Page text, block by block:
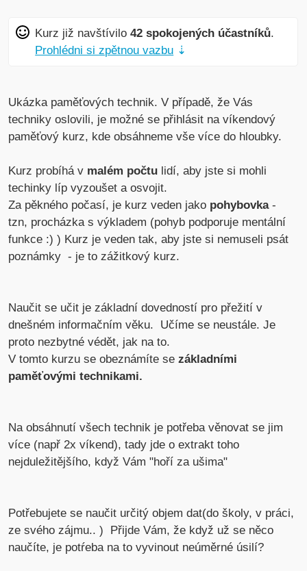
Kurz již navštívilo42 spokojených účastníků.
Prohlédni si zpětnou vazbu ⇣
Ukázka paměťových technik. V případě, že Vás
techniky oslovili, je možné se přihlásit na víkendový
paměťový kurz, kde obsáhneme vše více do hloubky.
Kurz probíhá v malém počtu lidí, aby jste si mohli
techinky líp vyzoušet a osvojit.
Za pěkného počasí, je kurz veden jako pohybovka-
tzn, procházka s výkladem (pohyb podporuje mentální
funkce :) ) Kurz je veden tak, aby jste si nemuseli psát
poznámky - je to zážitkový kurz.
Naučit se učit je základní dovedností pro přežití v
dnešném informačním věku. Učíme se neustále. Je
proto nezbytné védět, jak na to.
V tomto kurzu se obeznámíte sezákladními
paměťovými technikami.
Na obsáhnutí všech technik je potřeba věnovat se jim
více (např 2x víkend), tady jde o extrakt toho
nejduležitějšího, když Vám "hoří za ušima"
Potřebujete se naučit určitý objem dat(do školy, v práci,
ze svého zájmu.. ) Přijde Vám, že když už se něco
naučíte, je potŕeba na to vyvinout neúměrné úsilí?